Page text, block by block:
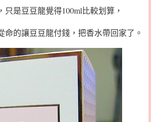
只是豆豆龍覺得100ml比較划算，
命的讓豆豆龍付錢，把香水帶回家了。